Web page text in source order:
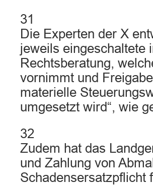
31
Die Experten der X
jeweils eingeschaltete
Rechtsberatung,
vornimmt und
materielle
umgesetzt wird“, wie
32
Zudem hat das
und Zahlung von
Schadensersatzpflicht